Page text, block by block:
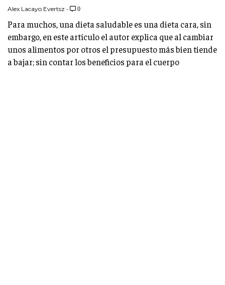
Alex Lacayo Evertsz • 0
Para muchos, una dieta saludable es una dieta cara, sin
embargo, en este artículo el autor explica que al cambiar
unos alimentos por otros el presupuesto más bien tiende
a bajar; sin contar los beneficios para el cuerpo